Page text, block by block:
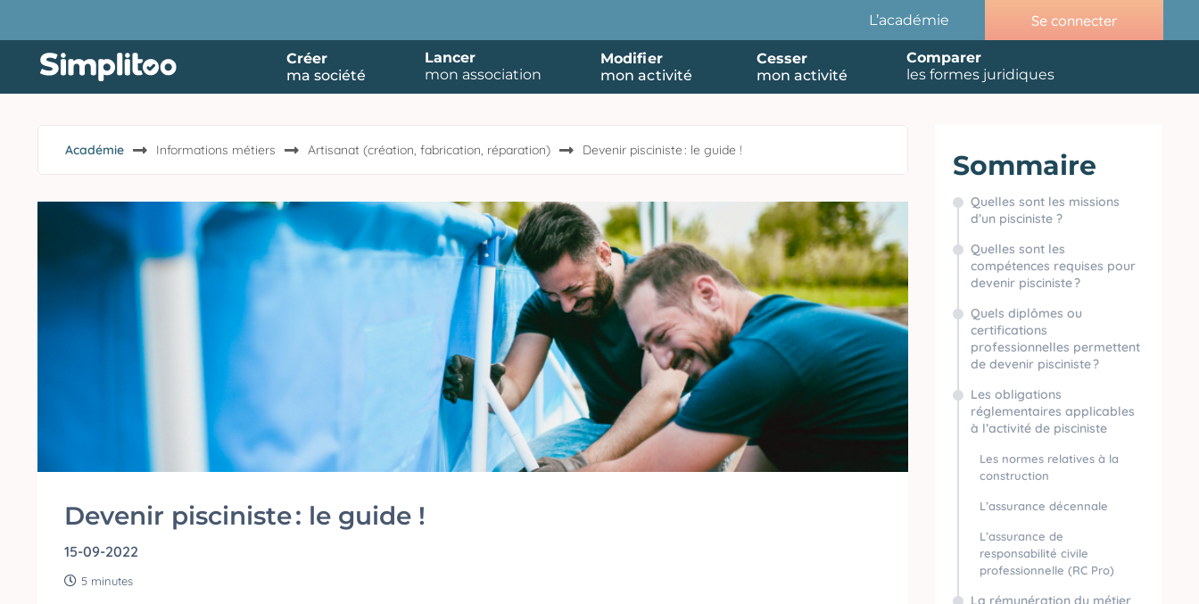
L’académie Se connecter
Créer
ma société
Lancer
mon association
Modifier
mon activité
Cesser
mon activité
Comparer
les formes juridiques
Académie Informations métiers Artisanat (création, fabrication, réparation) Devenir pisciniste : le guide !
Devenir pisciniste : le guide !
15-09-2022
5 minutes
Sommaire
Quelles sont les missions
d’un pisciniste ?
Quelles sont les
compétences requises pour
devenir pisciniste ?
Quels diplômes ou
certifications
professionnelles permettent
de devenir pisciniste ?
Les obligations
réglementaires applicables
à l’activité de pisciniste
Les normes relatives à la
construction
L’assurance décennale
L’assurance de
responsabilité civile
professionnelle (RC Pro)
La rémunération du métier